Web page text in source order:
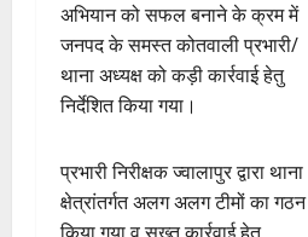
अभियान को सफल बनाने के क्रम में
जनपद के समस्त कोतवाली प्रभारी/
थाना अध्यक्ष को कड़ी कार्रवाई हेतु
निर्देशित किया गया।
प्रभारी निरीक्षक ज्वालापुर द्वारा थाना
क्षेत्रांतर्गत अलग अलग टीमों का गठन